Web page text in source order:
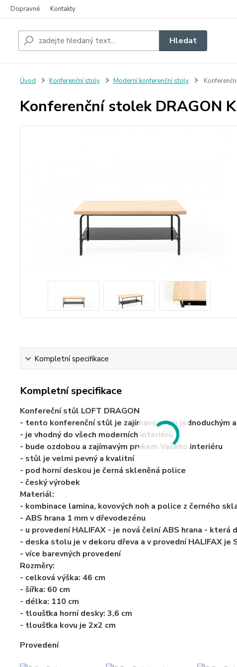
Dopravné Kontakty
Hledat
Úvod Konferenční stoly Moderní konferenční stoly
Konferenční stolek DRAGON
Kompletní specifikace
Kompletní specifikace
Konfereční stůl LOFT DRAGON
- tento konferenční stůl je zajímavý svým jednoduchým
- je vhodný do všech moderních interiérů
- bude ozdobou a zajímavým prvkem Vašeho interiéru
- stůl je velmi pevný a kvalitní
- pod horní deskou je černá skleněná police
- český výrobek
Materiál:
- kombinace lamina, kovových noh a police z černého
- ABS hrana 1 mm v dřevodezénu
- u provedení HALIFAX - je nová čelní ABS hrana - která
- deska stolu je v dekoru dřeva a v provední HALIFAX je
- více barevných provedení
Rozměry:
- celková výška: 46 cm
- šířka: 60 cm
- délka: 110 cm
- tloušťka horní desky: 3,6 cm
- tloušťka kovu je 2x2 cm
Provedení